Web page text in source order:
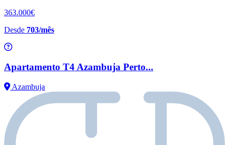
363.000€
Desde 703/mês
Apartamento T4 Azambuja Perto...
Azambuja